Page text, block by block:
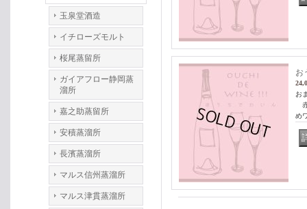
玉泉堂酒造
イチローズモルト
桜尾蒸留所
ガイアフロー静岡蒸
溜所
嘉之助蒸留所
安積蒸溜所
長濱蒸溜所
マルス信州蒸溜所
マルス津貫蒸溜所
お
お
め